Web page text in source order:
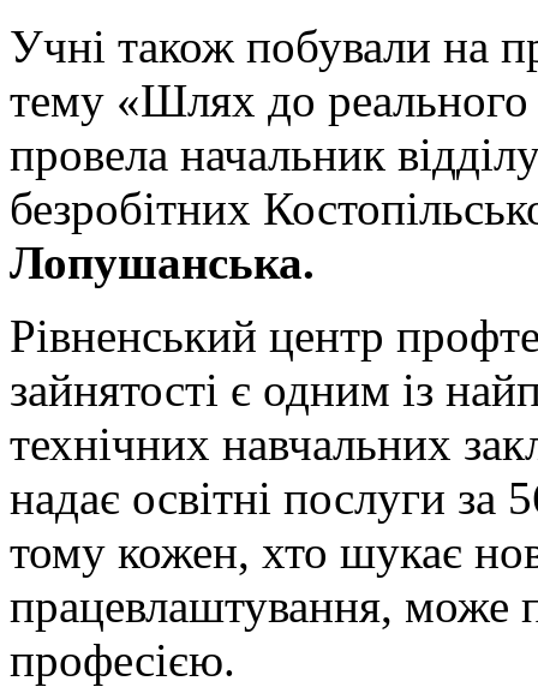
Учні також побували на
тему «Шлях до
провела начальник
безробітних
Лопушанська.
Рівненський центр
зайнятості є одним із
технічних навчальних
надає освітні послуги за
тому кожен, хто шукає
працевлаштування, може
професією.